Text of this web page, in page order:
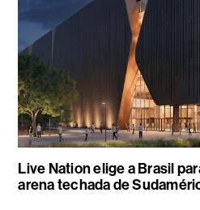
Live Nation elige a Brasil
arena techada de